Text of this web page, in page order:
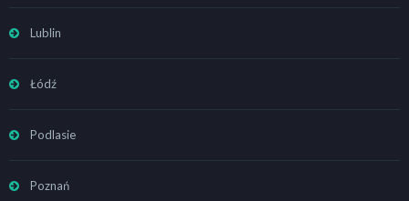
Lublin
Łódź
Podlasie
Poznań